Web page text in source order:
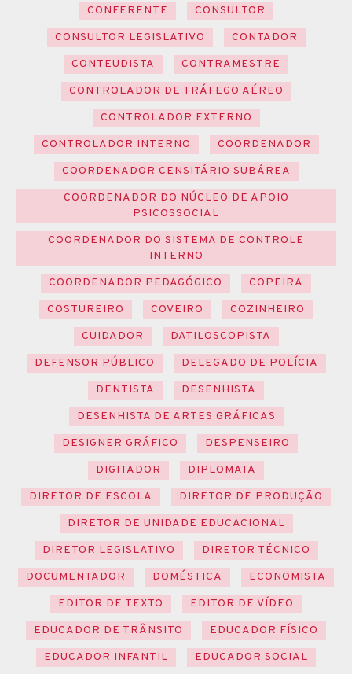
CONFERENTE
CONSULTOR
CONSULTOR LEGISLATIVO
CONTADOR
CONTEUDISTA
CONTRAMESTRE
CONTROLADOR DE TRÁFEGO AÉREO
CONTROLADOR EXTERNO
CONTROLADOR INTERNO
COORDENADOR
COORDENADOR CENSITÁRIO SUBÁREA
COORDENADOR DO NÚCLEO DE APOIO
PSICOSSOCIAL
COORDENADOR DO SISTEMA DE CONTROLE
INTERNO
COORDENADOR PEDAGÓGICO
COPEIRA
COSTUREIRO
COVEIRO
COZINHEIRO
CUIDADOR
DATILOSCOPISTA
DEFENSOR PÚBLICO
DELEGADO DE POLÍCIA
DENTISTA
DESENHISTA
DESENHISTA DE ARTES GRÁFICAS
DESIGNER GRÁFICO
DESPENSEIRO
DIGITADOR
DIPLOMATA
DIRETOR DE ESCOLA
DIRETOR DE PRODUÇÃO
DIRETOR DE UNIDADE EDUCACIONAL
DIRETOR LEGISLATIVO
DIRETOR TÉCNICO
DOCUMENTADOR
DOMÉSTICA
ECONOMISTA
EDITOR DE TEXTO
EDITOR DE VÍDEO
EDUCADOR DE TRÂNSITO
EDUCADOR FÍSICO
EDUCADOR INFANTIL
EDUCADOR SOCIAL